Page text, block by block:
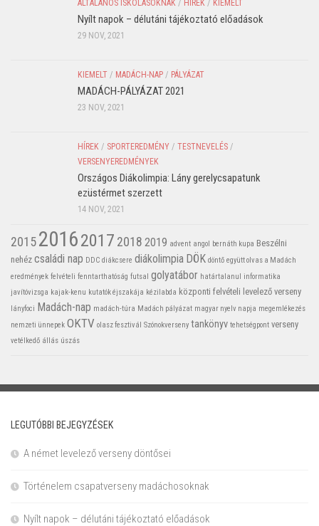
ÁLTALÁNOS ISKOLÁSOKNAK / HÍREK / KIEMELT
Nyílt napok – délutáni tájékoztató előadások
29 NOV, 2021
KIEMELT / MADÁCH-NAP / PÁLYÁZAT
MADÁCH-PÁLYÁZAT 2021
23 NOV, 2021
HÍREK / SPORTEREDMÉNY / TESTNEVELÉS /
VERSENYEREDMÉNYEK
Országos Diákolimpia: Lány gerelycsapatunk
ezüstérmet szerzett
14 NOV, 2021
201520162017 2018 2019 advent angol bernáth kupa Beszélni
nehéz családi nap DDC diákcsere diákolimpia DÖK döntő együtt olvas a Madách
eredmények felvételi fenntarthatóság futsal golyatábor határtalanul informatika
javítóvizsga kajak-kenu kutatók éjszakája kézilabda központi felvételi levelező verseny
lányfoci Madách-nap madách-túra Madách pályázat magyar nyelv napja megemlékezés
nemzeti ünnepek OKTV olasz fesztivál Szónokverseny tankönyv tehetségpont verseny
vetélkedő állás úszás
LEGUTÓBBI BEJEGYZÉSEK
A német levelező verseny döntősei
Történelem csapatverseny madáchosoknak
Nyílt napok – délutáni tájékoztató előadások